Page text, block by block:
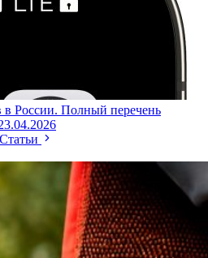
в России. Полный перечень